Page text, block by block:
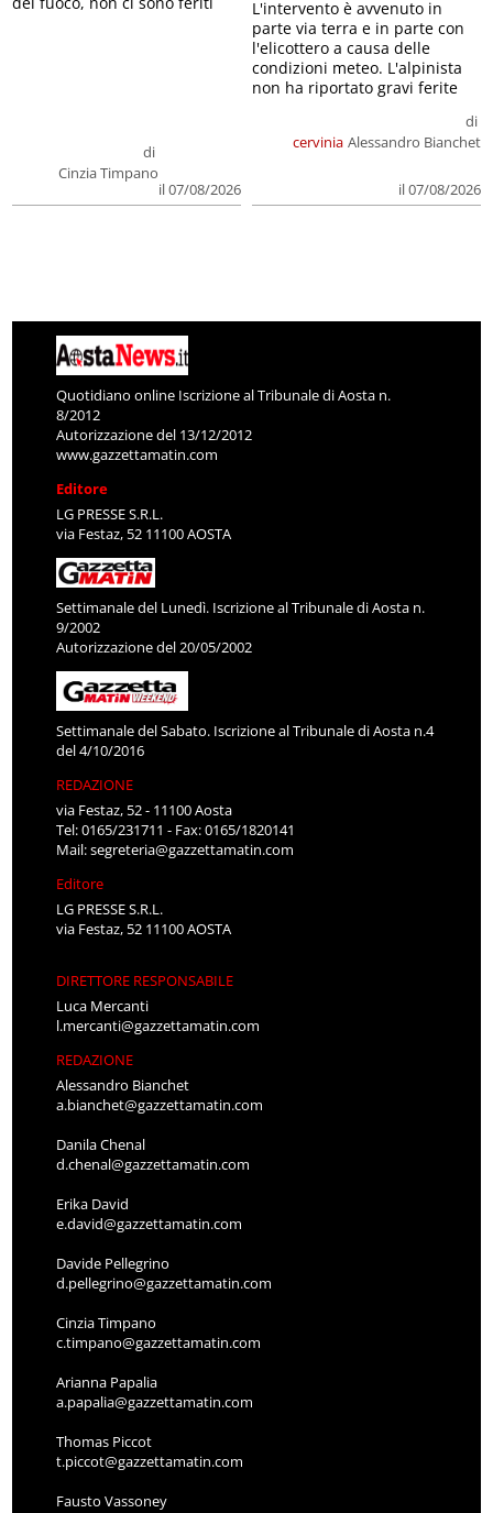
di
Cinzia Timpano
il 07/08/2026
cervinia
di
Alessandro Bianchet
il 07/08/2026
L'intervento è avvenuto in
parte via terra e in parte con
l'elicottero a causa delle
condizioni meteo. L'alpinista
non ha riportato gravi ferite
Quotidiano online Iscrizione al Tribunale di Aosta n.
8/2012
Autorizzazione del 13/12/2012
www.gazzettamatin.com
Editore
LG PRESSE S.R.L.
via Festaz, 52 11100 AOSTA
Settimanale del Lunedì. Iscrizione al Tribunale di Aosta n.
9/2002
Autorizzazione del 20/05/2002
Settimanale del Sabato. Iscrizione al Tribunale di Aosta n.4
del 4/10/2016
REDAZIONE
via Festaz, 52 - 11100 Aosta
Tel: 0165/231711 - Fax: 0165/1820141
Mail:segreteria@gazzettamatin.com
Editore
LG PRESSE S.R.L.
via Festaz, 52 11100 AOSTA
DIRETTORE RESPONSABILE
Luca Mercanti
l.mercanti@gazzettamatin.com
REDAZIONE
Alessandro Bianchet
a.bianchet@gazzettamatin.com
Danila Chenal
d.chenal@gazzettamatin.com
Erika David
e.david@gazzettamatin.com
Davide Pellegrino
d.pellegrino@gazzettamatin.com
Cinzia Timpano
c.timpano@gazzettamatin.com
Arianna Papalia
a.papalia@gazzettamatin.com
Thomas Piccot
t.piccot@gazzettamatin.com
Fausto Vassoney